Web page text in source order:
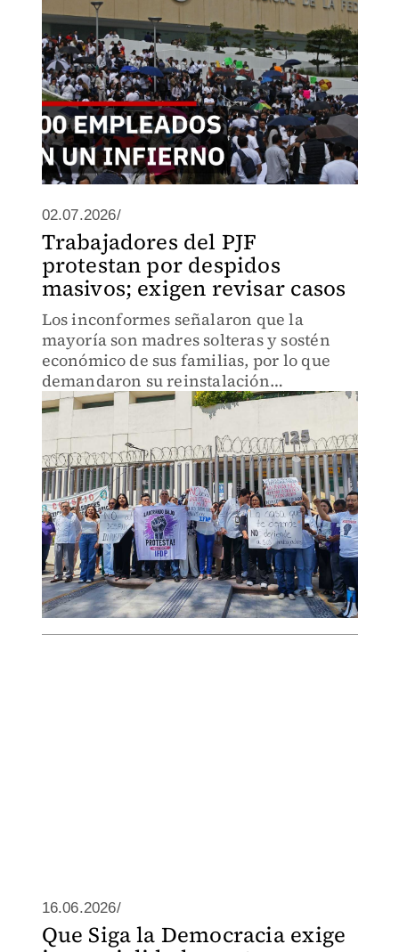
02.07.2026/
Trabajadores del PJF
protestan por despidos
masivos; exigen revisar casos
Los inconformes señalaron que la
mayoría son madres solteras y sostén
económico de sus familias, por lo que
demandaron su reinstalación
inmediata.
16.06.2026/
Que Siga la Democracia exige